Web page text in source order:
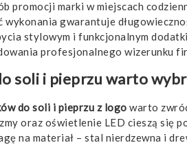
promocji marki w miejscach
wykonania gwarantuje
stylowym i funkcjonalnym
profesjonalnego wizerunku
soli i pieprzu warto
do soli i pieprzu z logo warto
oraz oświetlenie LED cieszą się
na materiał – stal nierdzewna i